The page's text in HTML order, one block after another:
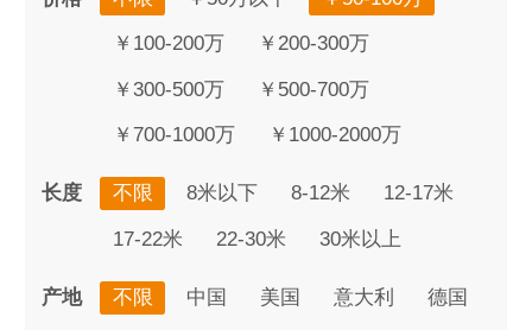
￥100-200万 ￥200-300万
￥300-500万 ￥500-700万
￥700-1000万 ￥1000-2000万
长度 不限 8米以下 8-12米 12-17米
17-22米 22-30米 30米以上
产地 不限 中国 美国 意大利 德国